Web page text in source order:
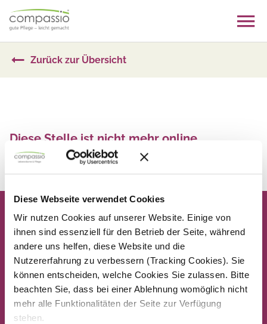
Diese Webseite verwendet Cookies
Wir nutzen Cookies auf unserer Website. Einige von
ihnen sind essenziell für den Betrieb der Seite, während
andere uns helfen, diese Website und die
Nutzererfahrung zu verbessern (Tracking Cookies). Sie
können entscheiden, welche Cookies Sie zulassen. Bitte
beachten Sie, dass bei einer Ablehnung womöglich nicht
mehr alle Funktionalitäten der Seite zur Verfügung
stehen.
content
Zurück zur Übersicht
Diese Stelle ist nicht mehr online
Zurück zur Übersicht